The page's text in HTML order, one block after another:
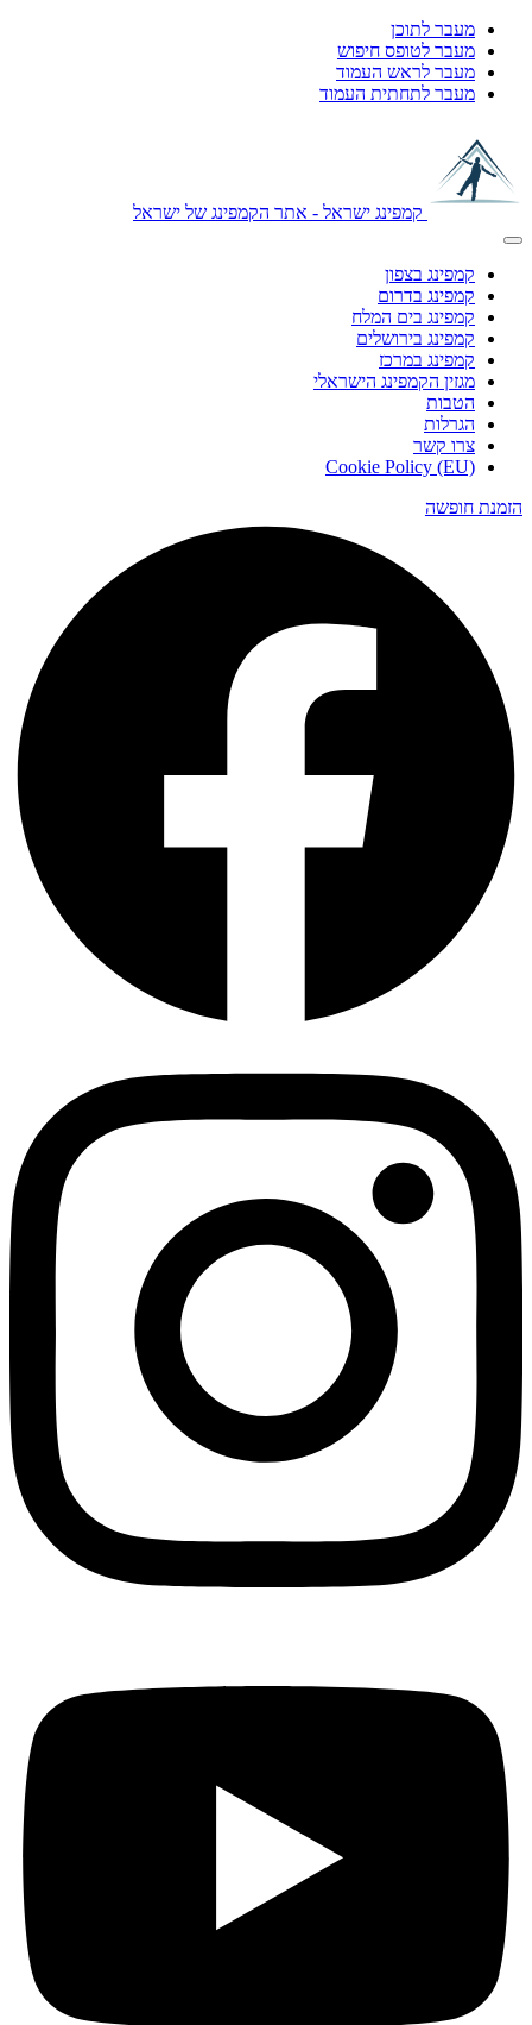
מעבר לתוכן
מעבר לטופס חיפוש
מעבר לראש העמוד
מעבר לתחתית העמוד
קמפינג ישראל - אתר הקמפינג של ישראל
קמפינג בצפון
קמפינג בדרום
קמפינג בים המלח
קמפינג בירושלים
קמפינג במרכז
מגזין הקמפינג הישראלי
הטבות
הגרלות
צרו קשר
Cookie Policy (EU)
הזמנת חופשה